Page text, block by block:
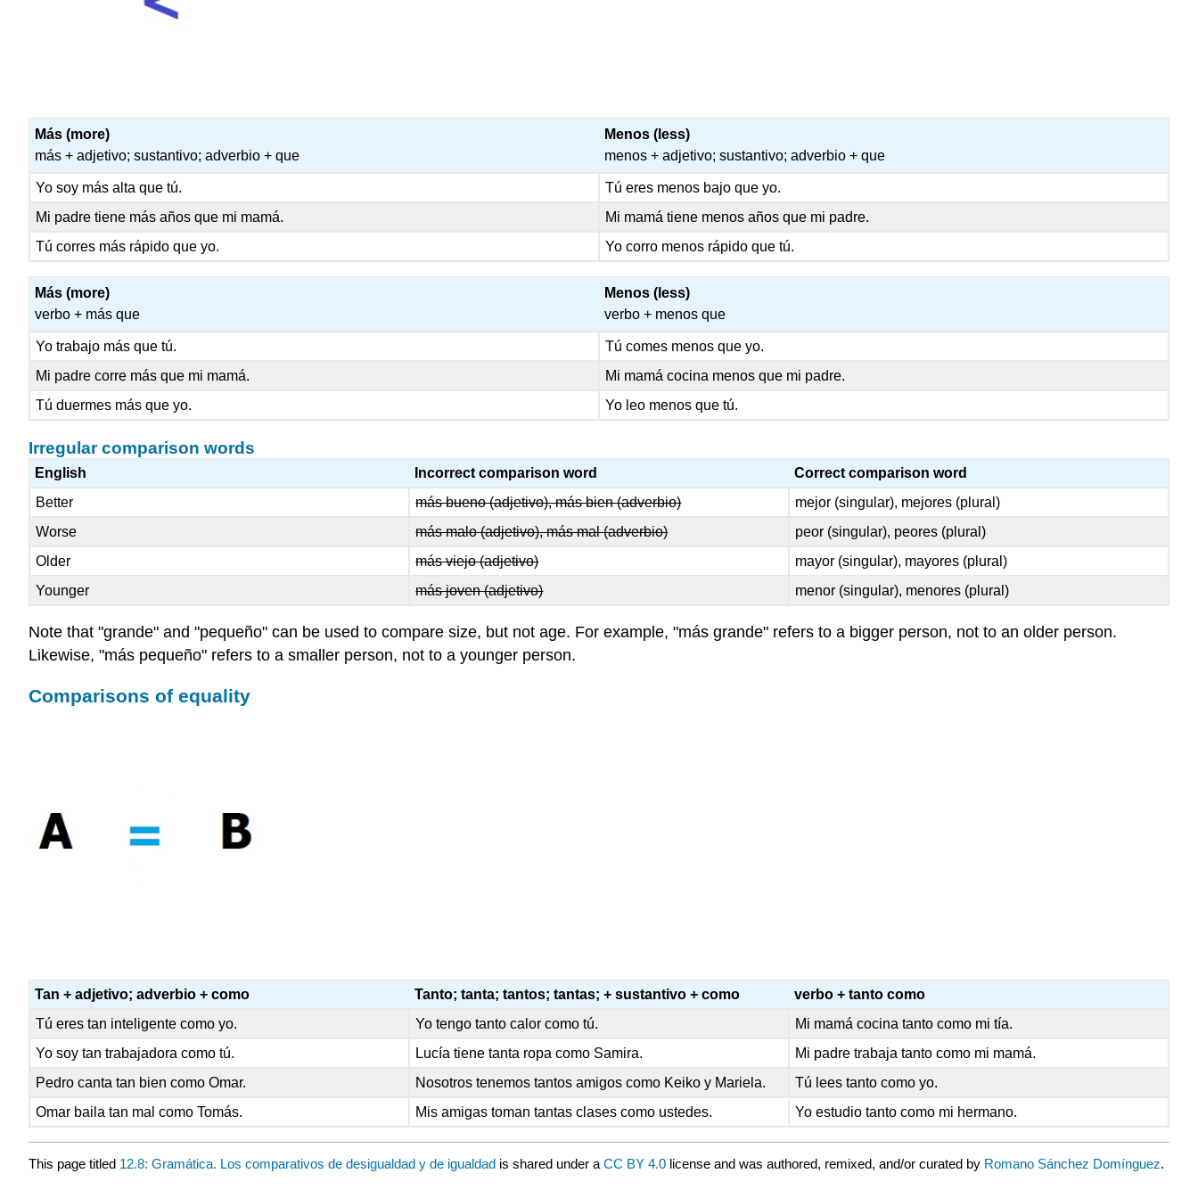
Más (more)
más + adjetivo; sustantivo; adverbio + que
Menos (less)
menos + adjetivo; sustantivo; adverbio + que
Yo soy más alta que tú.
Tú eres menos bajo que yo.
Mi padre tiene más años que mi mamá.
Mi mamá tiene menos años que mi padre.
Tú corres más rápido que yo.
Yo corro menos rápido que tú.
Más (more)
verbo + más que
Menos (less)
verbo + menos que
Yo trabajo más que tú.
Tú comes menos que yo.
Mi padre corre más que mi mamá.
Mi mamá cocina menos que mi padre.
Tú duermes más que yo.
Yo leo menos que tú.
Irregular comparison words
English Incorrect comparison word
Correct comparison word
Better
más bueno (adjetivo), más bien (adverbio)
mejor (singular), mejores (plural)
Worse
más malo (adjetivo), más mal (adverbio)
peor (singular), peores (plural)
Older
más viejo (adjetivo)
mayor (singular), mayores (plural)
Younger
más joven (adjetivo) menor (singular), menores (plural)
Note that "grande" and "pequeño" can be used to compare size, but not age. For example, "más grande" refers to a bigger person, not to an older person.
Likewise, "más pequeño" refers to a smaller person, not to a younger person.
Comparisons of equality
Tan + adjetivo; adverbio + como Tanto; tanta; tantos; tantas; + sustantivo + como
verbo + tanto como
Tú eres tan inteligente como yo.
Yo tengo tanto calor como tú.
Mi mamá cocina tanto como mi tía.
Yo soy tan trabajadora como tú.
Lucía tiene tanta ropa como Samira.
Mi padre trabaja tanto como mi mamá.
Pedro canta tan bien como Omar.
Nosotros tenemos tantos amigos como Keiko y Mariela.
Tú lees tanto como yo.
Omar baila tan mal como Tomás.
Mis amigas toman tantas clases como ustedes. Yo estudio tanto como mi hermano.
This page titled 12.8: Gramática. Los comparativos de desigualdad y de igualdad is shared under a CC BY 4.0 license and was authored, remixed, and/or curated by Romano Sánchez Domínguez.